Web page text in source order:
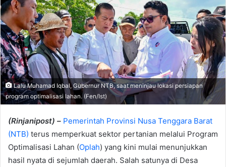
Lalu Muhamad Iqbal, Gubernur NTB, saat meninjau lokasi persiapan
program optimalisasi lahan. (Fen/Ist)
(Rinjanipost) – Pemerintah Provinsi Nusa Tenggara Barat
(NTB) terus memperkuat sektor pertanian melalui Program
Optimalisasi Lahan (Oplah) yang kini mulai menunjukkan
hasil nyata di sejumlah daerah. Salah satunya di Desa